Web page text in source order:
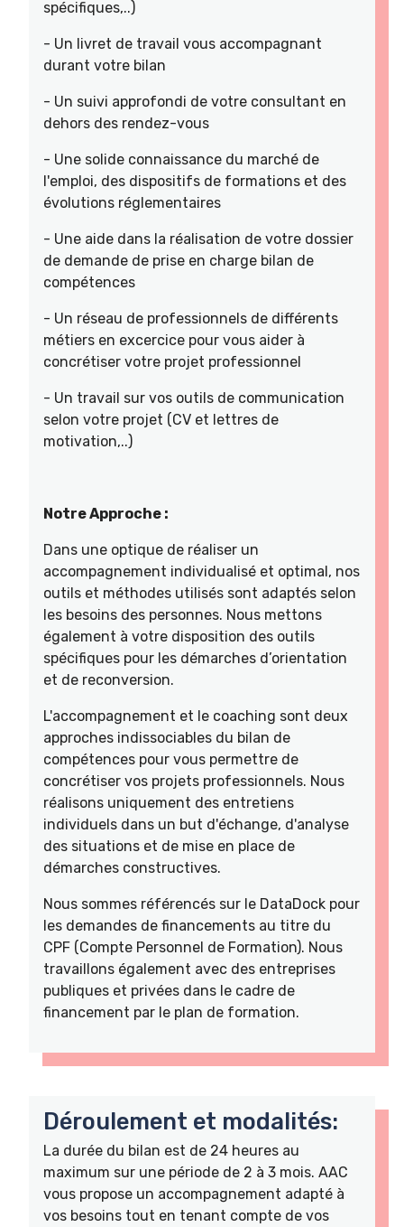
spécifiques,..)
- Un livret de travail vous accompagnant
durant votre bilan
- Un suivi approfondi de votre consultant en
dehors des rendez-vous
- Une solide connaissance du marché de
l'emploi, des dispositifs de formations et des
évolutions réglementaires
- Une aide dans la réalisation de votre dossier
de demande de prise en charge bilan de
compétences
- Un réseau de professionnels de différents
métiers en excercice pour vous aider à
concrétiser votre projet professionnel
- Un travail sur vos outils de communication
selon votre projet (CV et lettres de
motivation,..)
Notre Approche :
Dans une optique de réaliser un
accompagnement individualisé et optimal, nos
outils et méthodes utilisés sont adaptés selon
les besoins des personnes. Nous mettons
également à votre disposition des outils
spécifiques pour les démarches d’orientation
et de reconversion.
L'accompagnement et le coaching sont deux
approches indissociables du bilan de
compétences pour vous permettre de
concrétiser vos projets professionnels. Nous
réalisons uniquement des entretiens
individuels dans un but d'échange, d'analyse
des situations et de mise en place de
démarches constructives.
Nous sommes référencés sur le DataDock pour
les demandes de financements au titre du
CPF (Compte Personnel de Formation). Nous
travaillons également avec des entreprises
publiques et privées dans le cadre de
financement par le plan de formation.
Déroulement et modalités:
La durée du bilan est de 24 heures au
maximum sur une période de 2 à 3 mois. AAC
vous propose un accompagnement adapté à
vos besoins tout en tenant compte de vos